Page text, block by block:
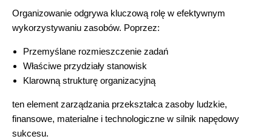
Organizowanie odgrywa kluczową rolę w efektywnym
wykorzystywaniu zasobów. Poprzez:
Przemyślane rozmieszczenie zadań
Właściwe przydziały stanowisk
Klarowną strukturę organizacyjną
ten element zarządzania przekształca zasoby ludzkie,
finansowe, materialne i technologiczne w silnik napędowy
sukcesu.